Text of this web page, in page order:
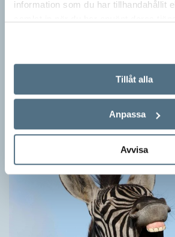
information som du har tillhandahållit
Tillåt alla
Anpassa
Avvisa
Hundfiskare vill få någon på
Fråga: Jag har hört om catfishing, men
dogfishing användas om folks profiler på
Vad betyder det? Jona Svar: Både…